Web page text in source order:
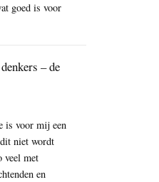
goed is voor
– de
is voor mij een
niet wordt
veel met
en